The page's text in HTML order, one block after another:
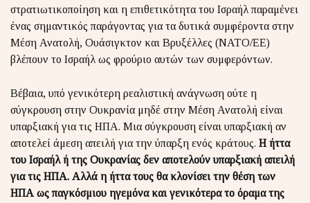
στρατιωτικοποίηση και η επιθετικότητα του Ισραήλ παραμένει
ένας σημαντικός παράγοντας για τα δυτικά συμφέροντα στην
Μέση Ανατολή, Ουάσιγκτον και Βρυξέλλες (ΝΑΤΟ/ΕΕ)
βλέπουν το Ισραήλ ως φρούριο αυτών των συμφερόντων.
Βέβαια, υπό γενικότερη ρεαλιστική ανάγνωση ούτε η
σύγκρουση στην Ουκρανία μηδέ στην Μέση Ανατολή είναι
υπαρξιακή για τις ΗΠΑ. Μια σύγκρουση είναι υπαρξιακή αν
αποτελεί άμεση απειλή για την ύπαρξη ενός κράτους. Η ήττα
του Ισραήλ ή της Ουκρανίας δεν αποτελούν υπαρξιακή απειλή
για τις ΗΠΑ. Αλλά η ήττα τους θα κλονίσει την θέση των
ΗΠΑ ως παγκόσμιου ηγεμόνα και γενικότερα το όραμα της